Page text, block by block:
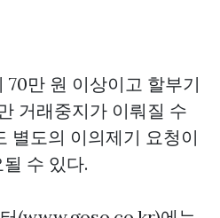
만 원 이상이고 할부기
거래중지가 이뤄질 수
별도의 이의제기 요청이
수 있다.